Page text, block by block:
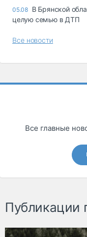
05.08 В Брянской
целую семью в ДТП
Все новости
Все главные
Публикации